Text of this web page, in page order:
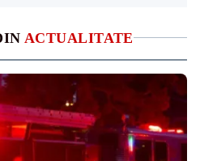
ACTUALITATE